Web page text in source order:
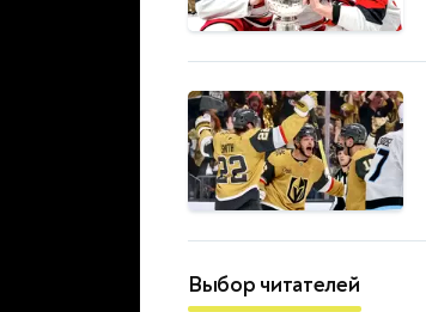
Выбор читателей